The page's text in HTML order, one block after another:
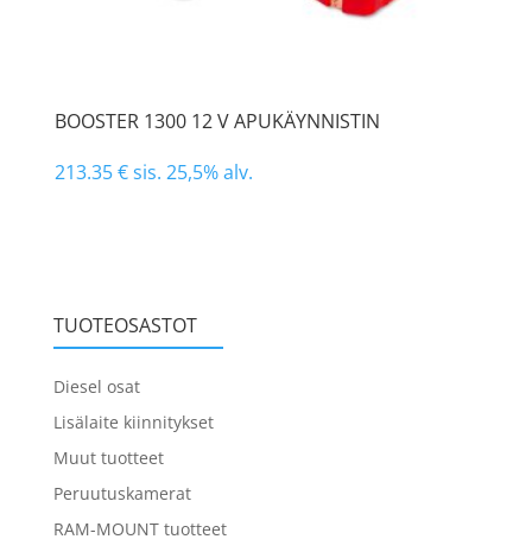
BOOSTER 1300 12 V APUKÄYNNISTIN
213.35€sis. 25,5% alv.
TUOTEOSASTOT
Diesel osat
Lisälaite kiinnitykset
Muut tuotteet
Peruutuskamerat
RAM-MOUNT tuotteet